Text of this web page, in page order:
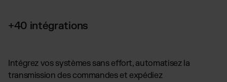
+40 intégrations
Intégrez vos systèmes sans effort, automatisez la
transmission des commandes et expédiez